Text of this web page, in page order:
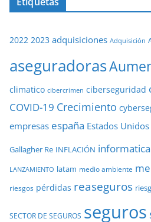
2022 2023 adquisiciones Adquisición
aseguradoras
climatico cibercrimen ciberseguridad
COVID-19 Crecimiento
empresas españa Estados Unidos
Gallagher Re INFLACIÓN informatica
LANZAMIENTO latam medio ambiente
riesgos pérdidas reaseguros
SECTOR DE SEGUROS seguros